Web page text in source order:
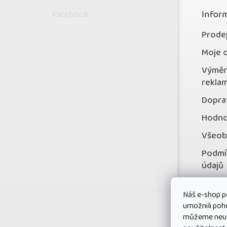
Náš e-shop
umožnili
můžeme
Moje
údajů